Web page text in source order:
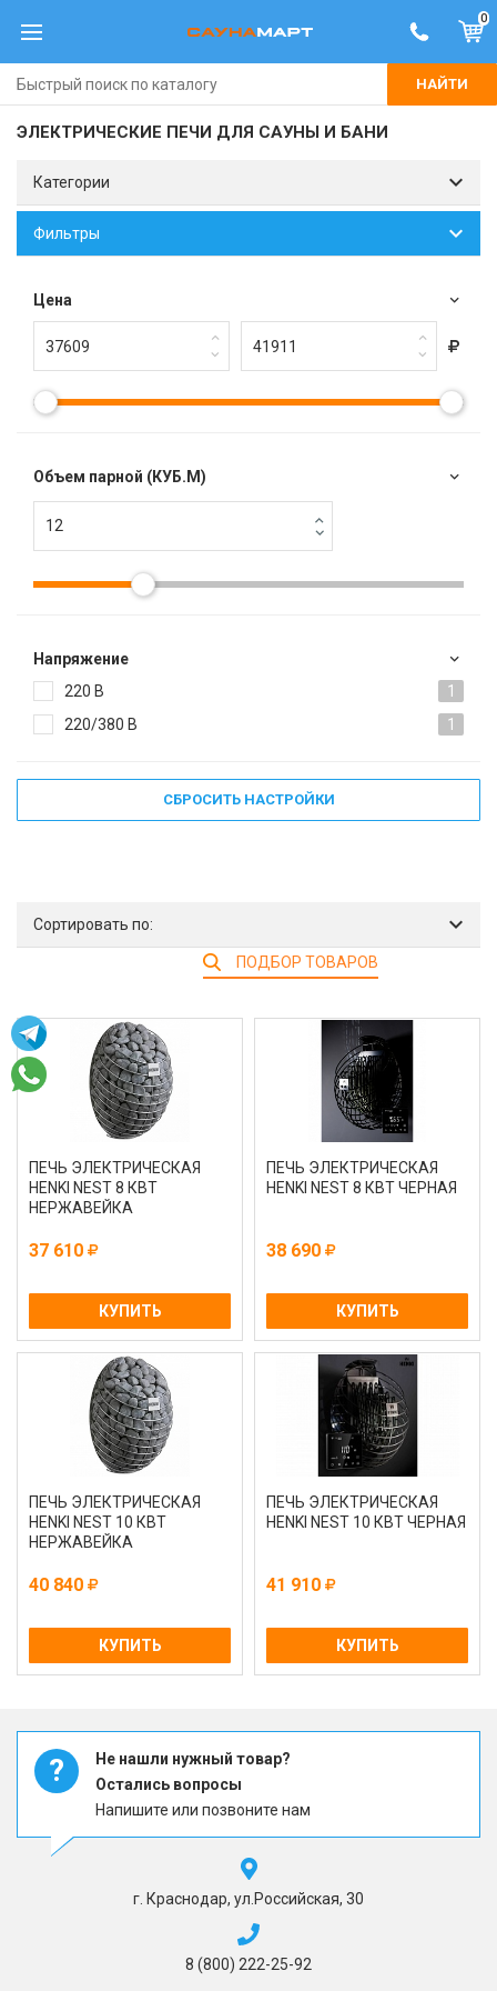
0
НАЙТИ
ЭЛЕКТРИЧЕСКИЕ ПЕЧИ ДЛЯ САУНЫ И БАНИ
Категории
Фильтры
Цена
Объем парной (КУБ.М)
Напряжение
220 В
1
220/380 В
1
СБРОСИТЬ НАСТРОЙКИ
Сортировать по:
ПОДБОР ТОВАРОВ
ПЕЧЬ ЭЛЕКТРИЧЕСКАЯ
HENKI NEST 8 КВТ
НЕРЖАВЕЙКА
37 610
КУПИТЬ
ПЕЧЬ ЭЛЕКТРИЧЕСКАЯ
HENKI NEST 8 КВТ ЧЕРНАЯ
38 690
КУПИТЬ
ПЕЧЬ ЭЛЕКТРИЧЕСКАЯ
HENKI NEST 10 КВТ
НЕРЖАВЕЙКА
40 840
КУПИТЬ
ПЕЧЬ ЭЛЕКТРИЧЕСКАЯ
HENKI NEST 10 КВТ ЧЕРНАЯ
41 910
КУПИТЬ
?
Не нашли нужный товар?
Остались вопросы
Напишите или позвоните нам
г. Краснодар, ул.Российская, 30
8 (800) 222-25-92